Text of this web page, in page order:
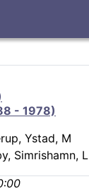
- 1978)
Ystad, M
Simrishamn, L